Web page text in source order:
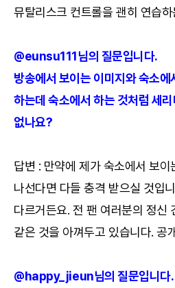
뮤탈리스크 컨트롤을 괜히 연습
@eunsu111님의 질문입니다.
방송에서 보이는 이미지와 숙소
하는데 숙소에서 하는 것처럼 세
없나요?
답변 : 만약에 제가 숙소에서 보이
나선다면 다들 충격 받으실 것입
다르거든요. 전 팬 여러분의 정신
같은 것을 아껴두고 있습니다. 공
@happy_jieun님의 질문입니다.